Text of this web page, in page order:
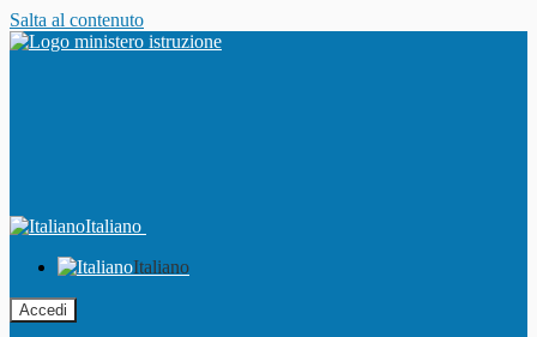
Salta al contenuto
Italiano
Italiano
Accedi